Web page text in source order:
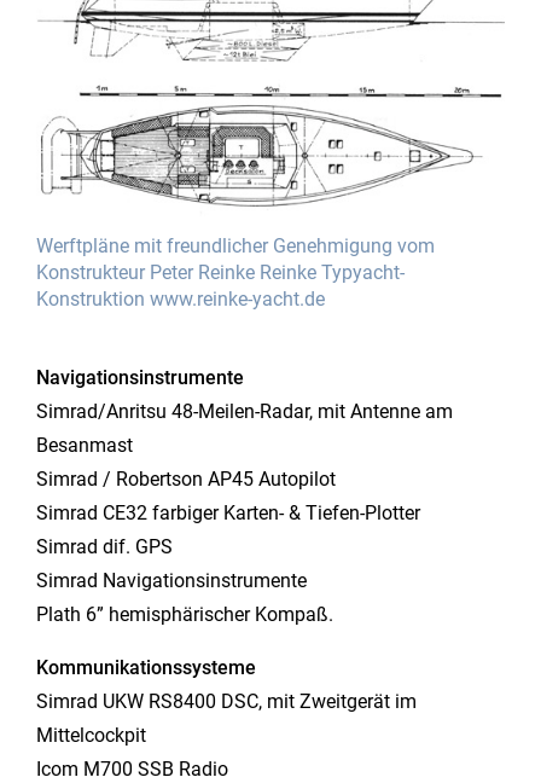
Werftpläne mit freundlicher Genehmigung vom
Konstrukteur Peter Reinke Reinke Typyacht-
Konstruktion www.reinke-yacht.de
Navigationsinstrumente
Simrad/Anritsu 48-Meilen-Radar, mit Antenne am
Besanmast
Simrad / Robertson AP45 Autopilot
Simrad CE32 farbiger Karten- & Tiefen-Plotter
Simrad dif. GPS
Simrad Navigationsinstrumente
Plath 6” hemisphärischer Kompaß.
Kommunikationssysteme
Simrad UKW RS8400 DSC, mit Zweitgerät im
Mittelcockpit
Icom M700 SSB Radio